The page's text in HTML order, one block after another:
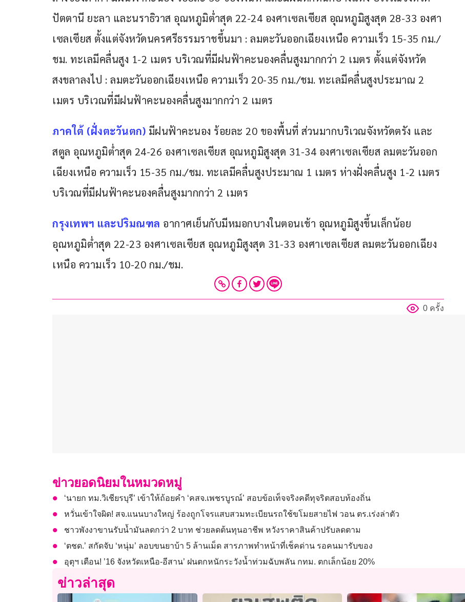
ปัตตานี ยะลา และนราธิวาส อุณหภูมิต่ำสุด 22-24 องศาเซลเซียส อุณหภูมิสูงสุด 28-33 องศา
เซลเซียส ตั้งแต่จังหวัดนครศรีธรรมราชขึ้นมา : ลมตะวันออกเฉียงเหนือ ความเร็ว 15-35 กม./
ชม. ทะเลมีคลื่นสูง 1-2 เมตร บริเวณที่มีฝนฟ้าคะนองคลื่นสูงมากกว่า 2 เมตร ตั้งแต่จังหวัด
สงขลาลงไป : ลมตะวันออกเฉียงเหนือ ความเร็ว 20-35 กม./ชม. ทะเลมีคลื่นสูงประมาณ 2
เมตร บริเวณที่มีฝนฟ้าคะนองคลื่นสูงมากกว่า 2 เมตร
ภาคใต้ (ฝั่งตะวันตก) มีฝนฟ้าคะนอง ร้อยละ 20 ของพื้นที่ ส่วนมากบริเวณจังหวัดตรัง และ
สตูล อุณหภูมิต่ำสุด 24-26 องศาเซลเซียส อุณหภูมิสูงสุด 31-34 องศาเซลเซียส ลมตะวันออก
เฉียงเหนือ ความเร็ว 15-35 กม./ชม. ทะเลมีคลื่นสูงประมาณ 1 เมตร ห่างฝั่งคลื่นสูง 1-2 เมตร
บริเวณที่มีฝนฟ้าคะนองคลื่นสูงมากกว่า 2 เมตร
กรุงเทพฯ และปริมณฑล อากาศเย็นกับมีหมอกบางในตอนเช้า อุณหภูมิสูงขึ้นเล็กน้อย
อุณหภูมิต่ำสุด 22-23 องศาเซลเซียส อุณหภูมิสูงสุด 31-33 องศาเซลเซียส ลมตะวันออกเฉียง
เหนือ ความเร็ว 10-20 กม./ชม.
0 ครั้ง
ข่าวยอดนิยมในหมวดหมู่
‘นายก ทม.วิเชียรบุรี’ เข้าให้ถ้อยคำ ‘คสจ.เพชรบูรณ์’ สอบข้อเท็จจริงคดีทุจริตสอบท้องถิ่น
หวั่นเข้าใจผิด! สจ.แนนบางใหญ่ ร้องถูกโจรแสบสวมทะเบียนรถใช้ขโมยสายไฟ วอน ตร.เร่งล่าตัว
ชาวพังงาขานรับน้ำมันลดกว่า 2 บาท ช่วยลดต้นทุนอาชีพ หวังราคาสินค้าปรับลดตาม
‘ตชด.’ สกัดจับ ‘หนุ่ม’ ลอบขนยาบ้า 5 ล้านเม็ด สารภาพทำหน้าที่เช็คด่าน รอคนมารับของ
อุตุฯ เตือน! ’16 จังหวัดเหนือ-อีสาน’ ฝนตกหนักระวังน้ำท่วมฉับพลัน กทม. ตกเล็กน้อย 20%
ข่าวล่าสุด